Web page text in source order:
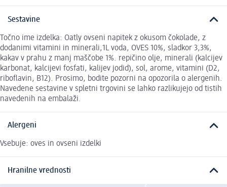
Sestavine
Točno ime izdelka: Oatly ovseni napitek z okusom čokolade, z
dodanimi vitamini in minerali,1L voda, OVES 10%, sladkor 3,3%,
kakav v prahu z manj maščobe 1%. repičino olje, minerali (kalcijev
karbonat, kalcijevi fosfati, kalijev jodid), sol, arome, vitamini (D2,
riboflavin, B12). Prosimo, bodite pozorni na opozorila o alergenih.
Navedene sestavine v spletni trgovini se lahko razlikujejo od tistih
navedenih na embalaži.
Alergeni
Vsebuje: oves in ovseni izdelki
Hranilne vrednosti